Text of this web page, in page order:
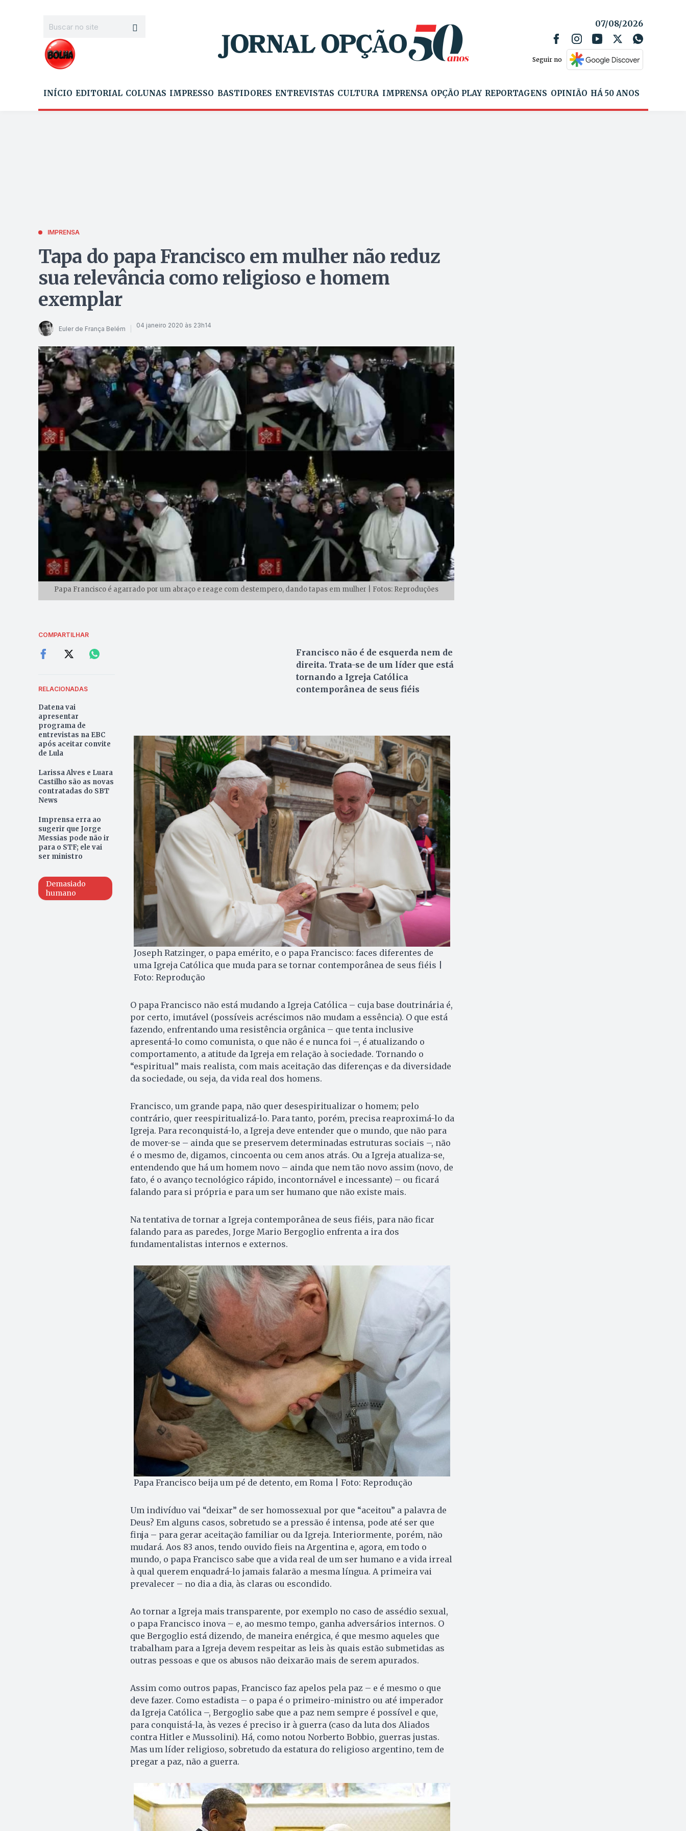
07/08/2026
Seguir no
INÍCIO EDITORIAL COLUNAS IMPRESSO BASTIDORES ENTREVISTAS CULTURA IMPRENSA OPÇÃO PLAY REPORTAGENS OPINIÃO HÁ 50 ANOS
IMPRENSA
Tapa do papa Francisco em mulher não reduz
sua relevância como religioso e homem
exemplar
Euler de França Belém 04 janeiro 2020 às 23h14
Papa Francisco é agarrado por um abraço e reage com destempero, dando tapas em mulher | Fotos: Reproduções
COMPARTILHAR
RELACIONADAS
Datena vai
apresentar
programa de
entrevistas na EBC
após aceitar convite
de Lula
Larissa Alves e Luara
Castilho são as novas
contratadas do SBT
News
Imprensa erra ao
sugerir que Jorge
Messias pode não ir
para o STF; ele vai
ser ministro
Demasiado
humano
Francisco não é de esquerda nem de
direita. Trata-se de um líder que está
tornando a Igreja Católica
contemporânea de seus fiéis
Joseph Ratzinger, o papa emérito, e o papa Francisco: faces diferentes de
uma Igreja Católica que muda para se tornar contemporânea de seus fiéis |
Foto: Reprodução
O papa Francisco não está mudando a Igreja Católica – cuja base doutrinária é,
por certo, imutável (possíveis acréscimos não mudam a essência). O que está
fazendo, enfrentando uma resistência orgânica – que tenta inclusive
apresentá-lo como comunista, o que não é e nunca foi –, é atualizando o
comportamento, a atitude da Igreja em relação à sociedade. Tornando o
“espiritual” mais realista, com mais aceitação das diferenças e da diversidade
da sociedade, ou seja, da vida real dos homens.
Francisco, um grande papa, não quer desespiritualizar o homem; pelo
contrário, quer reespiritualizá-lo. Para tanto, porém, precisa reaproximá-lo da
Igreja. Para reconquistá-lo, a Igreja deve entender que o mundo, que não para
de mover-se – ainda que se preservem determinadas estruturas sociais –, não
é o mesmo de, digamos, cincoenta ou cem anos atrás. Ou a Igreja atualiza-se,
entendendo que há um homem novo – ainda que nem tão novo assim (novo, de
fato, é o avanço tecnológico rápido, incontornável e incessante) – ou ficará
falando para si própria e para um ser humano que não existe mais.
Na tentativa de tornar a Igreja contemporânea de seus fiéis, para não ficar
falando para as paredes, Jorge Mario Bergoglio enfrenta a ira dos
fundamentalistas internos e externos.
Papa Francisco beija um pé de detento, em Roma | Foto: Reprodução
Um indivíduo vai “deixar” de ser homossexual por que “aceitou” a palavra de
Deus? Em alguns casos, sobretudo se a pressão é intensa, pode até ser que
finja – para gerar aceitação familiar ou da Igreja. Interiormente, porém, não
mudará. Aos 83 anos, tendo ouvido fieis na Argentina e, agora, em todo o
mundo, o papa Francisco sabe que a vida real de um ser humano e a vida irreal
à qual querem enquadrá-lo jamais falarão a mesma língua. A primeira vai
prevalecer – no dia a dia, às claras ou escondido.
Ao tornar a Igreja mais transparente, por exemplo no caso de assédio sexual,
o papa Francisco inova – e, ao mesmo tempo, ganha adversários internos. O
que Bergoglio está dizendo, de maneira enérgica, é que mesmo aqueles que
trabalham para a Igreja devem respeitar as leis às quais estão submetidas as
outras pessoas e que os abusos não deixarão mais de serem apurados.
Assim como outros papas, Francisco faz apelos pela paz – e é mesmo o que
deve fazer. Como estadista – o papa é o primeiro-ministro ou até imperador
da Igreja Católica –, Bergoglio sabe que a paz nem sempre é possível e que,
para conquistá-la, às vezes é preciso ir à guerra (caso da luta dos Aliados
contra Hitler e Mussolini). Há, como notou Norberto Bobbio, guerras justas.
Mas um líder religioso, sobretudo da estatura do religioso argentino, tem de
pregar a paz, não a guerra.